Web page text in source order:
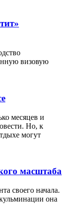
визовую
месяцев и
Но, к
могут
масштаба
своего начала.
она